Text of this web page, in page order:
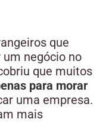
que
negócio no
que muitos
para morar
uma empresa.
mais